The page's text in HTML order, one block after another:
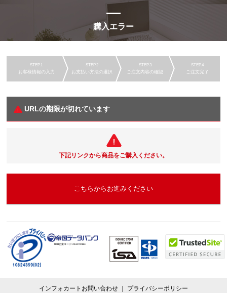
購入エラー
お客様情報の入力 お支払い方法の選択 ご注文内容の確認 ご注文完了
URLの期限が切れています
下記リンクから商品をご購入ください。
こちらからお進みください
TDB企業コード:261070114
インフォカートお問い合わせ
プライバシーポリシー